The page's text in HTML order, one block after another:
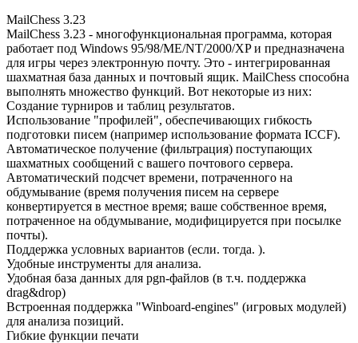
MailChess 3.23
MailChess 3.23 - многофункциональная программа, которая
работает под Windows 95/98/ME/NT/2000/XP и предназначена
для игры через электронную почту. Это - интегрированная
шахматная база данных и почтовый ящик. MailChess способна
выполнять множество функций. Вот некоторые из них:
Создание турниров и таблиц результатов.
Использование "профилей", обеспечивающих гибкость
подготовки писем (например использование формата ICCF).
Автоматическое получение (фильтрация) поступающих
шахматных сообщений с вашего почтового сервера.
Автоматический подсчет времени, потраченного на
обдумывание (время получения писем на сервере
конвертируется в местное время; ваше собственное время,
потраченное на обдумывание, модифицируется при посылке
почты).
Поддержка условных вариантов (если. тогда. ).
Удобные инструменты для анализа.
Удобная база данных для pgn-файлов (в т.ч. поддержка
drag&drop)
Встроенная поддержка "Winboard-engines" (игровых модулей)
для анализа позиций.
Гибкие функции печати